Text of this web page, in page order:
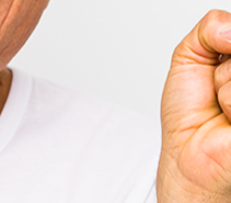
בנגיעה לא מדויקת
עוד דברים- הודעות
אל הטלפון.